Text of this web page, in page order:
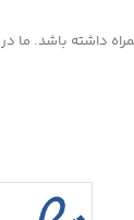
داشته باشد. ما